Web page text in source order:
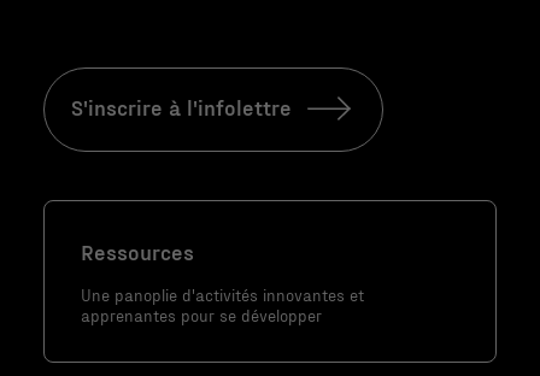
S'inscrire à l'infolettre
Ressources
Une panoplie d'activités innovantes et
apprenantes pour se développer